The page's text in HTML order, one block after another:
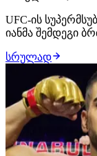
UFC-ის
იანმა შემდეგი
დროა",
ვარჯიშობს.
მერაბ
სრულად